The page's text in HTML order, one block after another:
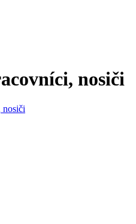
nosiči
nosiči